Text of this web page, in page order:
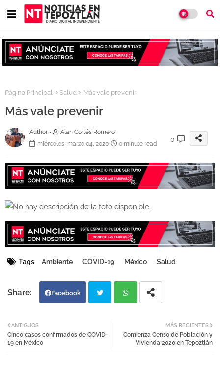
Página Principal Salud Más vale prevenir
Más vale prevenir
Author -
Alan Cortés Romero
miércoles, marzo 04, 2020
0 minute read
0
Tags Ambiente COVID-19 México Salud
Facebook
tter atsa
MÁS RECIENTES
Comienza Censo de Población y
Vivienda 2020 en Tepoztlán
ANTIGUOS
Cinco casos confirmados de COVID-
19 en México